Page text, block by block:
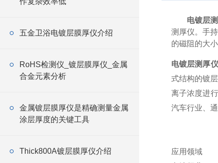
五金卫浴电镀层膜厚仪介绍
RoHS检测仪_镀层膜厚仪_金属
合金元素分析
金属镀层膜厚仪是精确测量金属
涂层厚度的关键工具
Thick800A镀层膜厚仪介绍
电镀层
测厚仪。手
的磁阻的大
电镀层测厚
式结构的镀
离子浓度进
汽车行业、
应用领域